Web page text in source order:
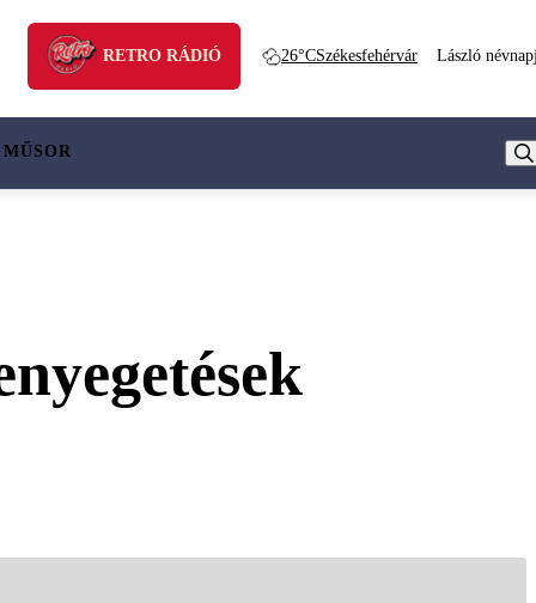
RETRO RÁDIÓ 26°CSzékesfehérvár László